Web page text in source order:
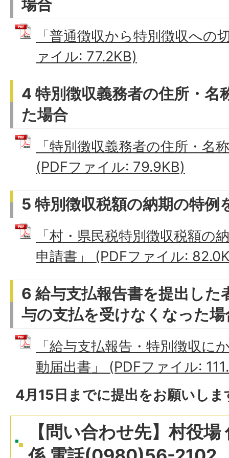
場合
「普通徴収から特別徴収への
ァイル: 77.2KB)
4 特別徴収義務者の住所・名
た場合
「特別徴収義務者の住所・名
(PDFファイル: 79.9KB)
5 特別徴収税額の納期の特例
「村・県民税特別徴収税額の
申請書」 (PDFファイル:
6 給与支払報告書を提出した
与の支払を受けなくなった場
「給与支払報告・特別徴収に
動届出書」 (PDFファイル:
4月15日までに提出をお願いしま
【問い合わせ先】村役